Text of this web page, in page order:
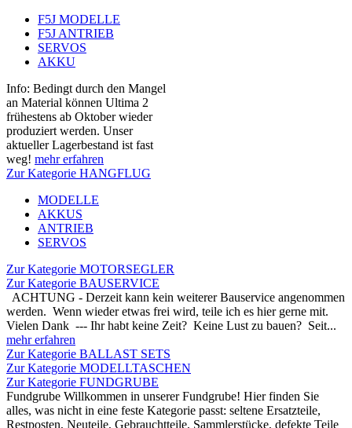
F5J MODELLE
F5J ANTRIEB
SERVOS
AKKU
Info: Bedingt durch den Mangel
an Material können Ultima 2
frühestens ab Oktober wieder
produziert werden. Unser
aktueller Lagerbestand ist fast
weg! mehr erfahren
Zur Kategorie HANGFLUG
MODELLE
AKKUS
ANTRIEB
SERVOS
Zur Kategorie MOTORSEGLER
Zur Kategorie BAUSERVICE
ACHTUNG - Derzeit kann kein weiterer Bauservice angenommen
werden. Wenn wieder etwas frei wird, teile ich es hier gerne mit.
Vielen Dank --- Ihr habt keine Zeit? Keine Lust zu bauen? Seit...
mehr erfahren
Zur Kategorie BALLAST SETS
Zur Kategorie MODELLTASCHEN
Zur Kategorie FUNDGRUBE
Fundgrube Willkommen in unserer Fundgrube! Hier finden Sie
alles, was nicht in eine feste Kategorie passt: seltene Ersatzteile,
Restposten, Neuteile, Gebrauchtteile, Sammlerstücke, defekte Teile